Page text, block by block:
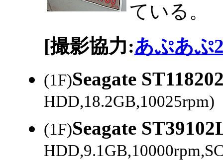
ている。
[撮影協力:あぷあぷ
(1F)Seagate
HDD,18.2GB,10025rpm)
(1F)Seagate